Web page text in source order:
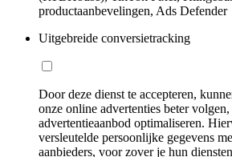
productaanbevelingen, Ads Defender
Uitgebreide conversietracking
Door deze dienst te accepteren,
onze online advertenties beter
advertentieaanbod optimaliseren.
versleutelde persoonlijke gegevens
aanbieders, voor zover je hun